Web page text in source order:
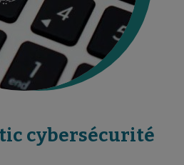
cybersécurité